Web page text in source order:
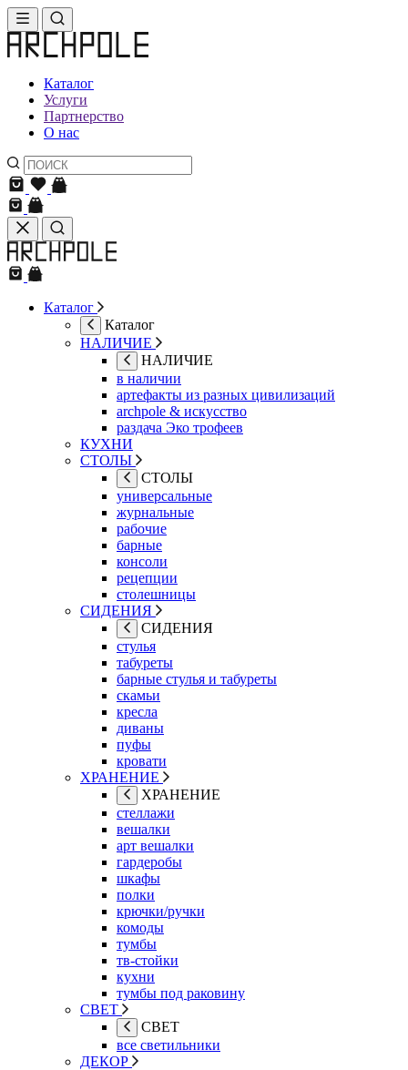
Каталог
Услуги
Партнерство
О нас
Каталог
Каталог
НАЛИЧИЕ
НАЛИЧИЕ
в наличии
артефакты из разных цивилизаций
archpole & искусство
раздача Эко трофеев
КУХНИ
СТОЛЫ
СТОЛЫ
универсальные
журнальные
рабочие
барные
консоли
рецепции
столешницы
СИДЕНИЯ
СИДЕНИЯ
стулья
табуреты
барные стулья и табуреты
скамьи
кресла
диваны
пуфы
кровати
ХРАНЕНИЕ
ХРАНЕНИЕ
стеллажи
вешалки
арт вешалки
гардеробы
шкафы
полки
крючки/ручки
комоды
тумбы
тв-стойки
кухни
тумбы под раковину
СВЕТ
СВЕТ
все светильники
ДЕКОР